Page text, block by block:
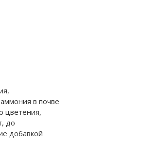
в почве
цветения,
до
добавкой